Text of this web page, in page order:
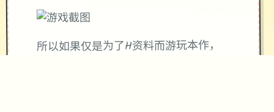
所以如果仅是为了H资料而游玩本作，